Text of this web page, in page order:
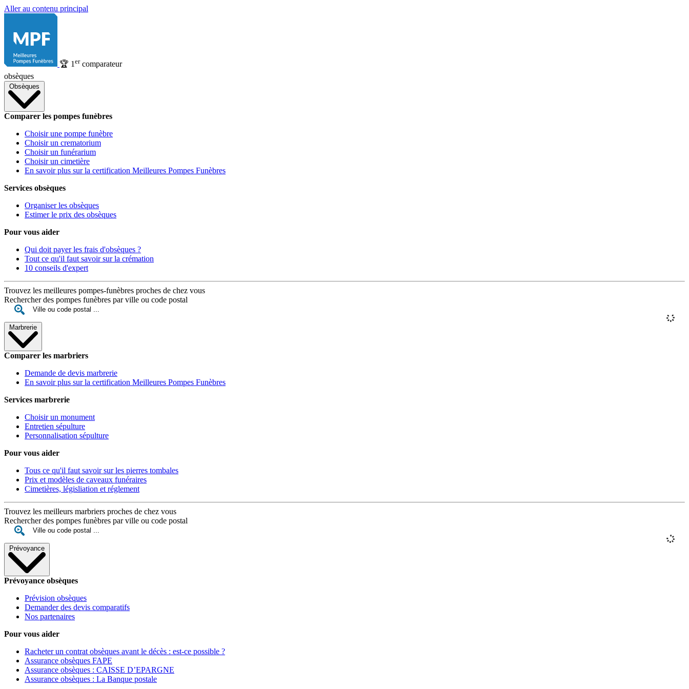
Aller au contenu principal
🏆 1 ercomparateur
obsèques
Obsèques
Comparer les pompes funèbres
Choisir une pompe funèbre
Choisir un crematorium
Choisir un funérarium
Choisir un cimetière
En savoir plus sur la certification Meilleures Pompes Funèbres
Services obsèques
Organiser les obsèques
Estimer le prix des obsèques
Pour vous aider
Qui doit payer les frais d'obsèques ?
Tout ce qu'il faut savoir sur la crémation
10 conseils d'expert
Trouvez les meilleures pompes-funèbres proches de chez vous
Rechercher des pompes funèbres par ville ou code postal
Marbrerie
Comparer les marbriers
Demande de devis marbrerie
En savoir plus sur la certification Meilleures Pompes Funèbres
Services marbrerie
Choisir un monument
Entretien sépulture
Personnalisation sépulture
Pour vous aider
Tous ce qu'il faut savoir sur les pierres tombales
Prix et modèles de caveaux funéraires
Cimetières, législiation et réglement
Trouvez les meilleurs marbriers proches de chez vous
Rechercher des pompes funèbres par ville ou code postal
Prévoyance
Prévoyance obsèques
Prévision obsèques
Demander des devis comparatifs
Nos partenaires
Pour vous aider
Racheter un contrat obsèques avant le décès : est-ce possible ?
Assurance obsèques FAPE
Assurance obsèques : CAISSE D’EPARGNE
Assurance obsèques : La Banque postale